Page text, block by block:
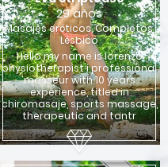
29 años
Masajes eróticos, Completos,
Lésbico
Hello my name is lorenzo
physiotherapist i professional
masseur with 10 years
experience, titled in
chiromasaje, sports massage,
therapeutic and tantr